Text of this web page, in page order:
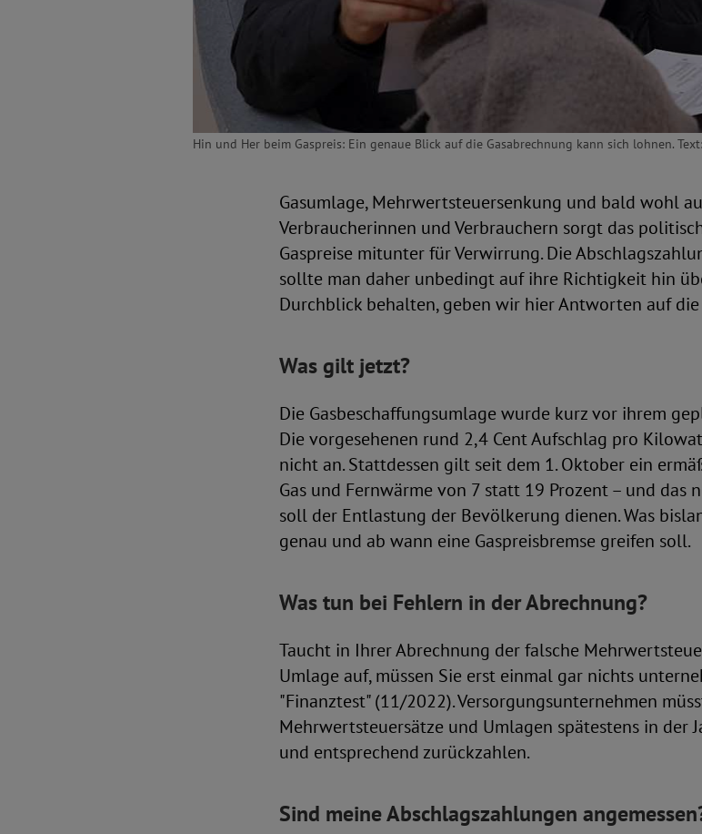
Hin und Her beim Gaspreis: Ein genaue Blick auf die Gasabrechnung kann sich lohnen.
Gasumlage, Mehrwertsteuersenkung und bald wohl
Verbraucherinnen und Verbrauchern sorgt das
Gaspreise mitunter für Verwirrung. Die
sollte man daher unbedingt auf ihre Richtigkeit hin
Durchblick behalten, geben wir hier Antworten auf
Was gilt jetzt?
Die Gasbeschaffungsumlage wurde kurz vor ihrem
Die vorgesehenen rund 2,4 Cent Aufschlag pro
nicht an. Stattdessen gilt seit dem 1. Oktober ein
Gas und Fernwärme von 7 statt 19 Prozent – und das
soll der Entlastung der Bevölkerung dienen. Was
genau und ab wann eine Gaspreisbremse greifen soll.
Was tun bei Fehlern in der Abrechnung?
Taucht in Ihrer Abrechnung der falsche
Umlage auf, müssen Sie erst einmal gar nichts
"Finanztest" (11/2022). Versorgungsunternehmen
Mehrwertsteuersätze und Umlagen spätestens in der
und entsprechend zurückzahlen.
Sind meine Abschlagszahlungen